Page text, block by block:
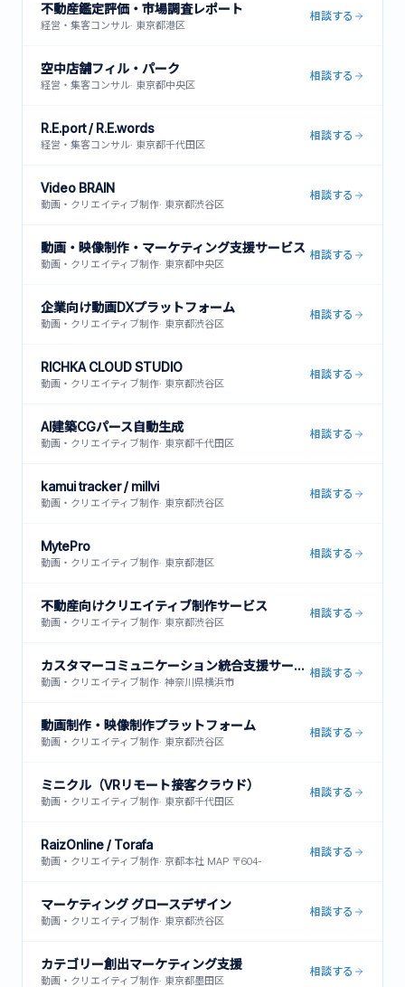
不動産鑑定評価・市場調査レポート
経営・集客コンサル· 東京都港区
相談する
空中店舗フィル・パーク
経営・集客コンサル· 東京都中央区
相談する
R.E.port / R.E.words
経営・集客コンサル· 東京都千代田区
相談する
Video BRAIN
動画・クリエイティブ制作· 東京都渋谷区
相談する
動画・映像制作・マーケティング支援サービス
動画・クリエイティブ制作· 東京都中央区
相談する
企業向け動画DXプラットフォーム
動画・クリエイティブ制作· 東京都渋谷区
相談する
RICHKA CLOUD STUDIO
動画・クリエイティブ制作· 東京都渋谷区
相談する
AI建築CGパース自動生成
動画・クリエイティブ制作· 東京都千代田区
相談する
kamui tracker / millvi
動画・クリエイティブ制作· 東京都渋谷区
相談する
MytePro
動画・クリエイティブ制作· 東京都港区
相談する
不動産向けクリエイティブ制作サービス
動画・クリエイティブ制作· 東京都渋谷区
相談する
カスタマーコミュニケーション統合支援サービス
動画・クリエイティブ制作· 神奈川県横浜市
相談する
動画制作・映像制作プラットフォーム
動画・クリエイティブ制作· 東京都渋谷区
相談する
ミニクル（VRリモート接客クラウド）
動画・クリエイティブ制作· 東京都千代田区
相談する
RaizOnline / Torafa
動画・クリエイティブ制作· 京都本社 MAP 〒604-
相談する
マーケティング グロースデザイン
動画・クリエイティブ制作· 東京都渋谷区
相談する
カテゴリー創出マーケティング支援
動画・クリエイティブ制作· 東京都墨田区
相談する